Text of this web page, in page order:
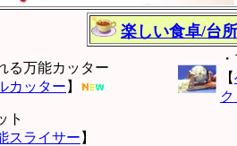
楽しい食卓/台所
る万能カッター
カッター 】
【
ト
スライサー 】